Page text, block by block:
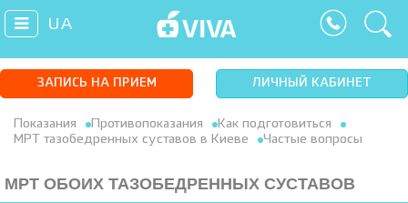
UA
ЗАПИСЬ НА ПРИЕМ ЛИЧНЫЙ КАБИНЕТ
Показания Противопоказания
Как подготовиться
МРТ тазобедренных суставов в Киеве
Частые вопросы
МРТ ОБОИХ ТАЗОБЕДРЕННЫХ СУСТАВОВ